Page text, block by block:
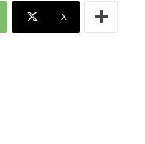
X